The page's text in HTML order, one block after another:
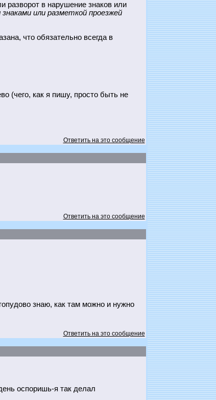
разворот в нарушение знаков или
или разметкой проезжей
что обязательно всегда в
(чего, как я пишу, просто быть не
Ответить на это сообщение
Ответить на это сообщение
знаю, как там можно и нужно
Ответить на это сообщение
оспоришь-я так делал